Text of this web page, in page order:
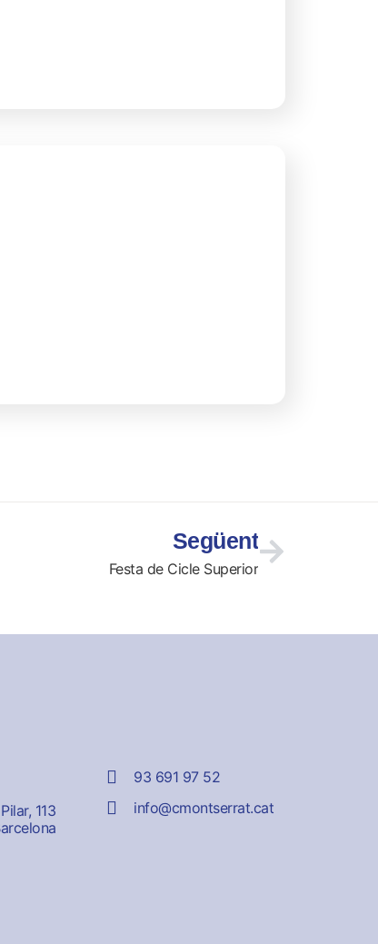
Següent
Festa de Cicle Superior
113
93 691 97 52
info@cmontserrat.cat